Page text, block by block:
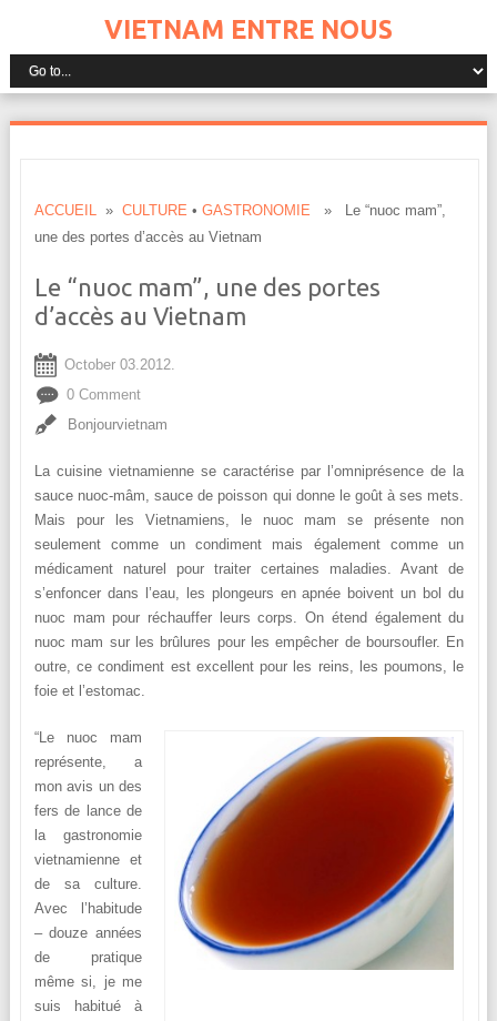
VIETNAM ENTRE NOUS
ACCUEIL» CULTURE • GASTRONOMIE » Le “nuoc mam”,
une des portes d’accès au Vietnam
Le “nuoc mam”, une des portes
d’accès au Vietnam
October 03.2012.
0 Comment
Bonjourvietnam
La cuisine vietnamienne se caractérise par l’omniprésence de la
sauce nuoc-mâm, sauce de poisson qui donne le goût à ses mets.
Mais pour les Vietnamiens, le nuoc mam se présente non
seulement comme un condiment mais également comme un
médicament naturel pour traiter certaines maladies. Avant de
s’enfoncer dans l’eau, les plongeurs en apnée boivent un bol du
nuoc mam pour réchauffer leurs corps. On étend également du
nuoc mam sur les brûlures pour les empêcher de boursoufler. En
outre, ce condiment est excellent pour les reins, les poumons, le
foie et l’estomac.
“Le nuoc mam
représente, a
mon avis un des
fers de lance de
la gastronomie
vietnamienne et
de sa culture.
Avec l’habitude
– douze années
de pratique
même si, je me
suis habitué à